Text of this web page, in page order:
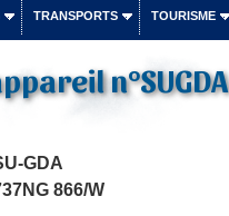
TRANSPORTS TOURISME
n°SUGDA
GDA
866/W